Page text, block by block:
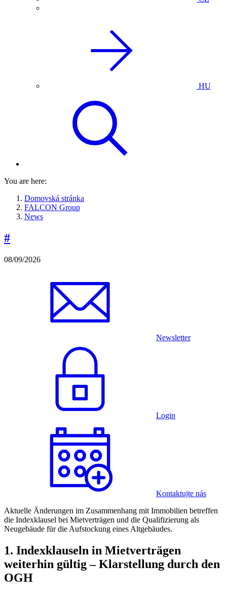
HU
You are here:
Domovská stránka
FALCON Group
News
#
08/09/2026
Newsletter
Login
Kontaktujte nás
Aktuelle Änderungen im Zusammenhang mit Immobilien betreffen
die Indexklausel bei Mietverträgen und die Qualifizierung als
Neugebäude für die Aufstockung eines Altgebäudes.
1. Indexklauseln in Mietverträgen
weiterhin gültig – Klarstellung durch den
OGH